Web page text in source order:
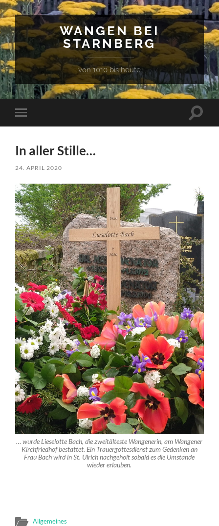
WANGEN BEI
STARNBERG
von 1010 bis heute
Mobile-
Menü
In aller Stille…
24. APRIL 2020
… wurde Lieselotte Bach, die zweitälteste Wangenerin, am Wangener
Kirchfriedhof bestattet. Ein Trauergottesdienst zum Gedenken an
Frau Bach wird in St. Ulrich nachgeholt sobald es die Umstände
wieder erlauben.
Allgemeines